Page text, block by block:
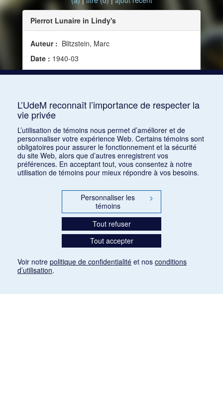
Pierrot Lunaire in Lindy's
Auteur : Blitzstein, Marc
Date : 1940-03
Source :Modern Music, vol. 17, no 3 (mars 1940)
L’UdeM reconnaît l’importance de respecter la
vie privée
L’utilisation de témoins nous permet d’améliorer et de
personnaliser votre expérience Web. Certains témoins sont
obligatoires pour assurer le fonctionnement et la sécurité
du site Web, alors que d’autres enregistrent vos
préférences. En acceptant tout, vous consentez à notre
utilisation de témoins pour mieux répondre à vos besoins.
Personnaliser les
témoins
>
Tout refuser
Tout accepter
Voir notre politique de confidentialité et nos conditions
d’utilisation.